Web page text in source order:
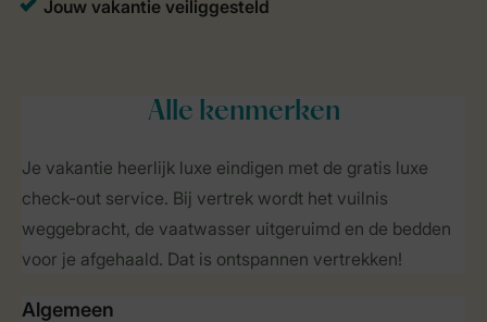
Alle kenmerken
Je vakantie heerlijk luxe eindigen met de gratis luxe
check-out service. Bij vertrek wordt het vuilnis
weggebracht, de vaatwasser uitgeruimd en de bedden
voor je afgehaald. Dat is ontspannen vertrekken!
Algemeen